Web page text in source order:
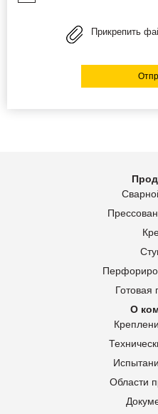
Прикрепить
Готовая
О
Области